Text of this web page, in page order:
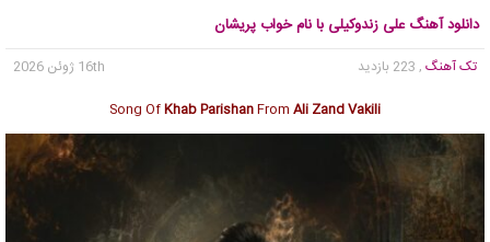
دانلود آهنگ علی زندوکیلی با نام خواب پریشان
تک آهنگ , 223 بازدید
16th ژوئن 2026
Song OfKhab ParishanFrom Ali Zand Vakili